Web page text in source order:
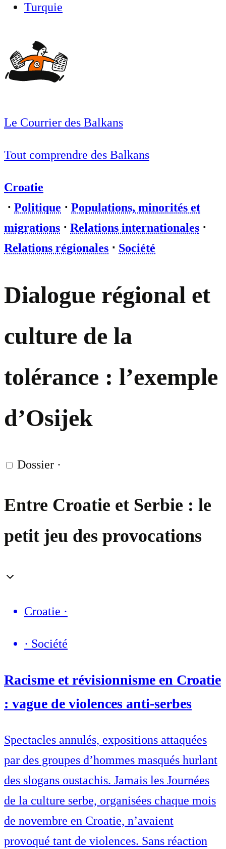
Turquie
Le Courrier des Balkans
Tout comprendre des Balkans
Croatie
⋅ Politique ⋅ Populations, minorités et
migrations ⋅ Relations internationales ⋅
Relations régionales ⋅ Société
Dialogue régional et
culture de la
tolérance : l’exemple
d’Osijek
Dossier ·
Entre Croatie et Serbie : le
petit jeu des provocations
Croatie ·
· Société
Racisme et révisionnisme en Croatie
: vague de violences anti-serbes
Spectacles annulés, expositions attaquées
par des groupes d’hommes masqués hurlant
des slogans oustachis. Jamais les Journées
de la culture serbe, organisées chaque mois
de novembre en Croatie, n’avaient
provoqué tant de violences. Sans réaction